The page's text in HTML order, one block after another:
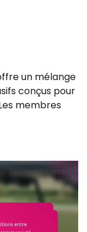
un mélange
conçus pour
membres